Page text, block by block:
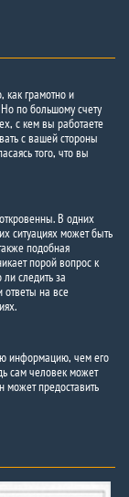
как грамотно и
по большому счету
с кем вы работаете
с вашей стороны
того, что вы
В одних
ситуациях может быть
подобная
порой вопрос к
следить за
на все
информацию, чем его
сам человек может
может предоставить